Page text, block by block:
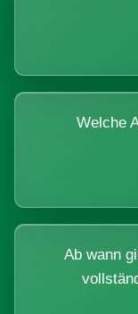
Welche
Ab wann